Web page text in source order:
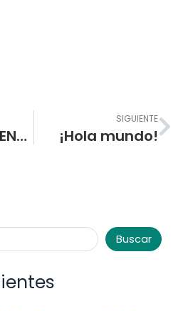
RECONOCIMIENTO AL TRABAJO EN PANDEMIA DEL DIRECTIVO, DOCENTE, FUNCIONARIO ADMINISTRATIVO Y DE SERVICIOS DE APOYO DE LA ESCUELA NORMAL SUPERIOR DE PASTO.
SIGUIENTE
¡Hola mundo!
Buscar